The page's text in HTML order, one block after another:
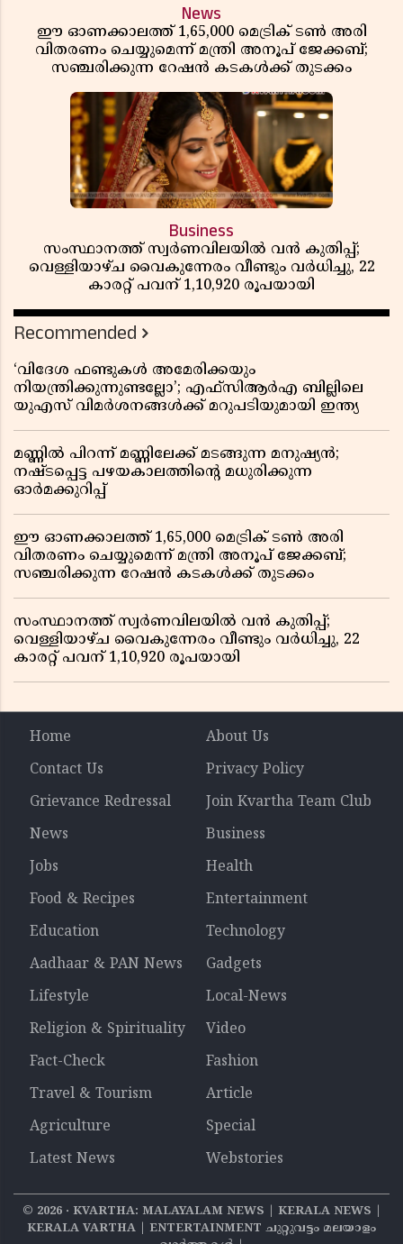
News
ഈ ഓണക്കാലത്ത് 1,65,000 മെട്രിക് ടൺ അരി
വിതരണം ചെയ്യുമെന്ന് മന്ത്രി അനൂപ് ജേക്കബ്;
സഞ്ചരിക്കുന്ന റേഷൻ കടകൾക്ക് തുടക്കം
Business
സംസ്ഥാനത്ത് സ്വർണവിലയിൽ വൻ കുതിപ്പ്;
വെള്ളിയാഴ്ച വൈകുന്നേരം വീണ്ടും വർധിച്ചു, 22
കാരറ്റ് പവന് 1,10,920 രൂപയായി
Recommended
‘വിദേശ ഫണ്ടുകൾ അമേരിക്കയും
നിയന്ത്രിക്കുന്നുണ്ടല്ലോ’; എഫ്സിആർഎ ബില്ലിലെ
യുഎസ് വിമർശനങ്ങൾക്ക് മറുപടിയുമായി ഇന്ത്യ
മണ്ണിൽ പിറന്ന് മണ്ണിലേക്ക് മടങ്ങുന്ന മനുഷ്യൻ;
നഷ്ടപ്പെട്ട പഴയകാലത്തിൻ്റെ മധുരിക്കുന്ന
ഓർമക്കുറിപ്പ്
ഈ ഓണക്കാലത്ത് 1,65,000 മെട്രിക് ടൺ അരി
വിതരണം ചെയ്യുമെന്ന് മന്ത്രി അനൂപ് ജേക്കബ്;
സഞ്ചരിക്കുന്ന റേഷൻ കടകൾക്ക് തുടക്കം
സംസ്ഥാനത്ത് സ്വർണവിലയിൽ വൻ കുതിപ്പ്;
വെള്ളിയാഴ്ച വൈകുന്നേരം വീണ്ടും വർധിച്ചു, 22
കാരറ്റ് പവന് 1,10,920 രൂപയായി
Home
About Us
Contact Us
Privacy Policy
Grievance Redressal
Join Kvartha Team Club
News
Business
Jobs
Health
Food & Recipes
Entertainment
Education
Technology
Aadhaar & PAN News
Gadgets
Lifestyle
Local-News
Religion & Spirituality
Video
Fact-Check
Fashion
Travel & Tourism
Article
Agriculture
Special
Latest News
Webstories
© 2026‧ KVARTHA: MALAYALAM NEWS | KERALA NEWS |
KERALA VARTHA | ENTERTAINMENT ചുറ്റുവട്ടം മലയാളം